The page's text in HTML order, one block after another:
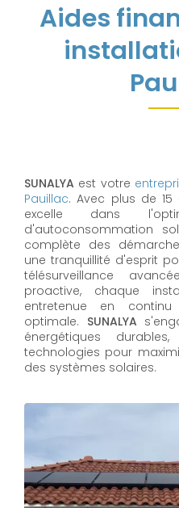
Aides
SUNALYA est votre
Pauillac. Avec plus de 15
excelle dans
d'autoconsommation
complète des
une tranquillité d'esprit
télésurveillance
proactive, chaque
entretenue en
optimale. SUNALYA
énergétiques
technologies pour
des systèmes solaires.